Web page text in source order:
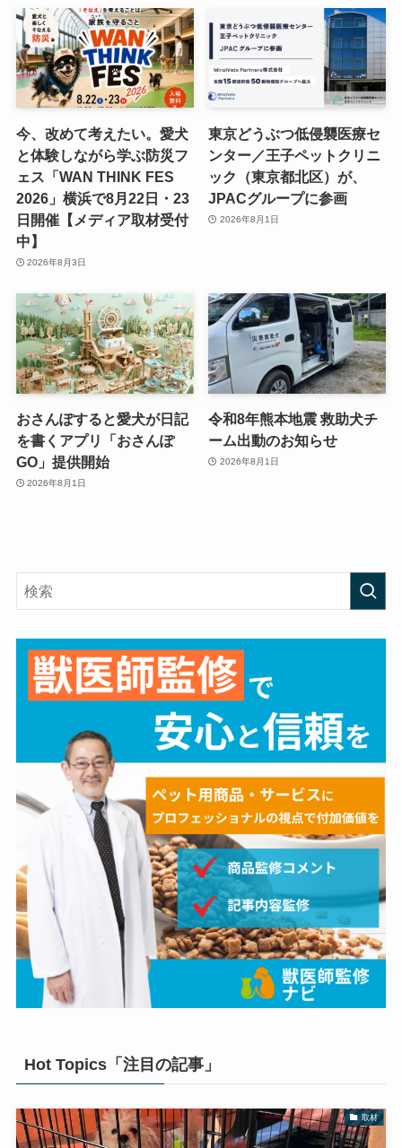
今、改めて考えたい。愛犬
と体験しながら学ぶ防災フ
ェス「WAN THINK FES
2026」横浜で8月22日・23
日開催【メディア取材受付
中】
2026年8月3日
東京どうぶつ低侵襲医療セ
ンター／王子ペットクリニ
ック（東京都北区）が、
JPACグループに参画
2026年8月1日
おさんぽすると愛犬が日記
を書くアプリ「おさんぽ
GO」提供開始
2026年8月1日
令和8年熊本地震 救助犬チ
ーム出動のお知らせ
2026年8月1日
Hot Topics「注目の記事」
取材